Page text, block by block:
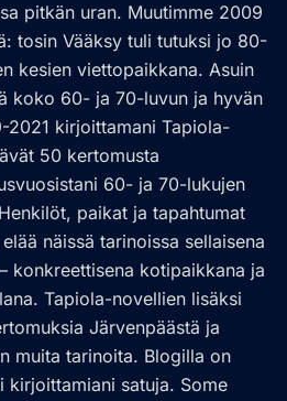
pitkän uran. Muutimme 2009
tosin Vääksy tuli tutuksi jo 80-
kesien viettopaikkana. Asuin
koko 60- ja 70-luvun ja hyvän
2021 kirjoittamani Tapiola-
50 kertomusta
60- ja 70-lukujen
paikat ja tapahtumat
näissä tarinoissa sellaisena
konkreettisena kotipaikkana ja
Tapiola-novellien lisäksi
Järvenpäästä ja
muita tarinoita. Blogilla on
kirjoittamiani satuja. Some